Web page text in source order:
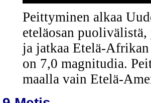
Peittyminen alkaa
eteläosan
ja jatkaa Etelä-
on 7,0 magnitudia.
maalla vain Etelä-